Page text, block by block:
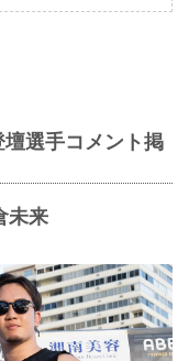
選手コメント掲
未来